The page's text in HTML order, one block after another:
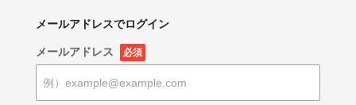
メールアドレスでログイン
メールアドレス 必須